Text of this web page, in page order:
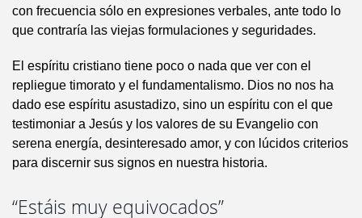
con frecuencia sólo en expresiones verbales, ante todo lo
que contraría las viejas formulaciones y seguridades.
El espíritu cristiano tiene poco o nada que ver con el
repliegue timorato y el fundamentalismo. Dios no nos ha
dado ese espíritu asustadizo, sino un espíritu con el que
testimoniar a Jesús y los valores de su Evangelio con
serena energía, desinteresado amor, y con lúcidos criterios
para discernir sus signos en nuestra historia.
“Estáis muy equivocados”